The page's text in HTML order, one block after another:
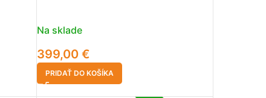
Na sklade
399,00 €
PRIDAŤ DO KOŠÍKA